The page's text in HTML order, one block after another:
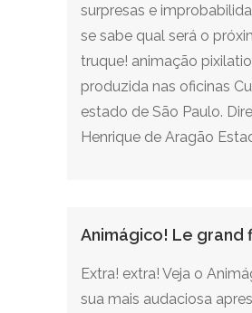
surpresas e
se sabe qual será o
truque! animação
produzida nas oficinas
estado de São Paulo.
Henrique de Aragão
Animágico! Le grand
Extra! extra! Veja o
sua mais audaciosa